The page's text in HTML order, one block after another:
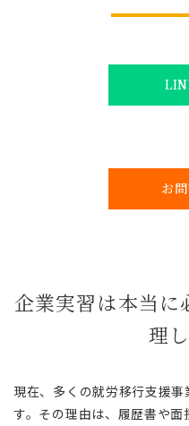
お
企業実習は本当に
理
現在、多くの就労移行支援
す。その理由は、履歴書や